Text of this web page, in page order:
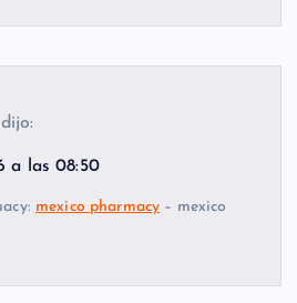
dijo:
a las 08:50
mexico pharmacy – mexico